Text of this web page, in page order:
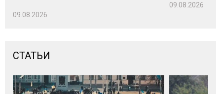
09.08.2026
09.08.2026
СТАТЬИ